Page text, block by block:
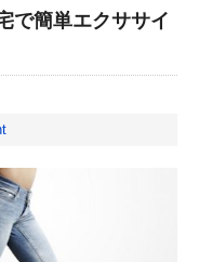
で簡単エクササイ